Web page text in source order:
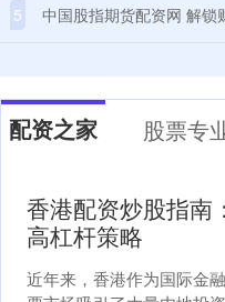
5 中国股指期货配资网 解锁财
配资之家 股票专
香港配资炒股指南
高杠杆策略
近年来，香港作为国际金